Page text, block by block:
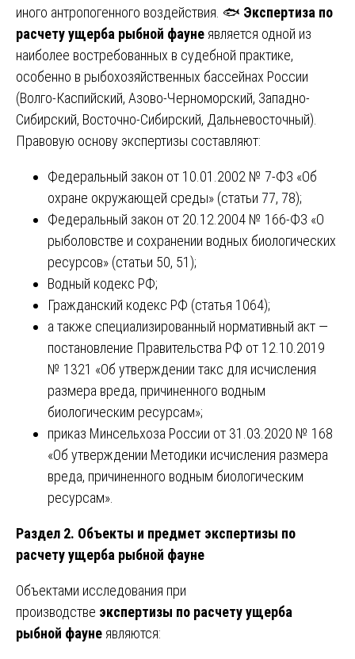
иного антропогенного воздействия. 🐟 Экспертиза по
расчету ущерба рыбной фауне является одной из
наиболее востребованных в судебной практике,
особенно в рыбохозяйственных бассейнах России
(Волго-Каспийский, Азово-Черноморский, Западно-
Сибирский, Восточно-Сибирский, Дальневосточный).
Правовую основу экспертизы составляют:
Федеральный закон от 10.01.2002 № 7-ФЗ «Об
охране окружающей среды» (статьи 77, 78);
Федеральный закон от 20.12.2004 № 166-ФЗ «О
рыболовстве и сохранении водных биологических
ресурсов» (статьи 50, 51);
Водный кодекс РФ;
Гражданский кодекс РФ (статья 1064);
а также специализированный нормативный акт —
постановление Правительства РФ от 12.10.2019
№ 1321 «Об утверждении такс для исчисления
размера вреда, причиненного водным
биологическим ресурсам»;
приказ Минсельхоза России от 31.03.2020 № 168
«Об утверждении Методики исчисления размера
вреда, причиненного водным биологическим
ресурсам».
Раздел 2. Объекты и предмет экспертизы по
расчету ущерба рыбной фауне
Объектами исследования при
производстве экспертизы по расчету ущерба
рыбной фауне являются: